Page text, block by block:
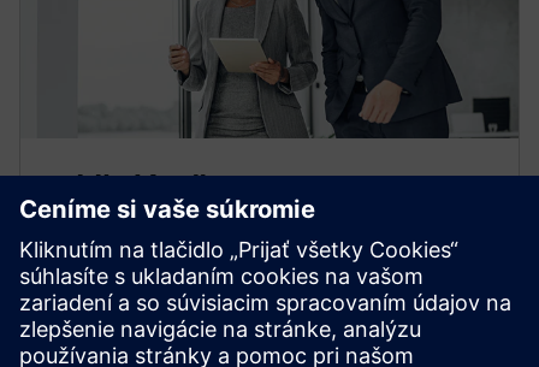
Vyhľadávač partnerov
automatizácie
Objavte správnych partnerov v odvetví digitálnej
automatizácie pre vaše ciele.